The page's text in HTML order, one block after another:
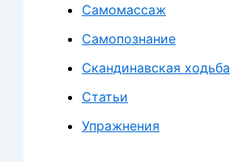
Самомассаж
Самопознание
Скандинавская ходьба
Статьи
Упражнения